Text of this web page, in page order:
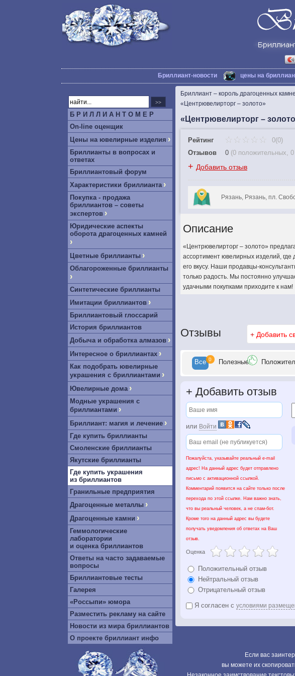
Бриллиант-новости цены на
Б Р И Л Л И А Н Т О М Е Р
On-line оценщик
Цены на ювелирные изделия ›
Бриллианты в вопросах и
ответах
Бриллиантовый форум
Характеристики бриллианта ›
Покупка - продажа
бриллиантов – советы
экспертов ›
Юридические аспекты
оборота драгоценных камней
›
Цветные бриллианты ›
Облагороженные бриллианты
›
Синтетические бриллианты
Имитации бриллиантов ›
Бриллиантовый глоссарий
История бриллиантов
Добыча и обработка алмазов ›
Интересное о бриллиантах ›
Как подобрать ювелирные
украшения с бриллиантами ›
Ювелирные дома ›
Модные украшения с
бриллиантами ›
Бриллиант: магия и лечение ›
Где купить бриллианты
Смоленские бриллианты
Якутские бриллианты
Где купить украшения
из бриллиантов
Гранильные предприятия
Драгоценные металлы ›
Драгоценные камни ›
Геммологические
лаборатории
и оценка бриллиантов
Ответы на часто задаваемые
вопросы
Бриллиантовые тесты
Галерея
«Россыпи» юмора
Разместить рекламу на сайте
Новости из мира бриллиантов
О проекте бриллиант инфо
Бриллиант – король драгоценных
«Центрювелирторг – золото»
«Центрювелирторг –
Рейтинг
0(0)
Отзывов
0 (0 положительных,
+ Добавить отзыв
Рязань, Рязань, пл.
Описание
«Центрювелирторг – золото»
ассортимент ювелирных изделий, где
его вкусу. Наши продавцы-
только радость. Мы постоянно
удачными покупками приходите к нам!
Отзывы + Добавить
Все 0 Полезные Положит
+ Добавить отзыв
или Войти
Пожалуйста, указывайте реальный e-mail
адрес! На данный адрес будет отправлено
письмо с активационной ссылкой.
Комментарий появится на сайте только после
перехода по этой ссылке. Нам важно знать,
что вы реальный человек, а не спам-бот.
Кроме того на данный адрес вы будете
получать уведомления об ответах на Ваш
отзыв.
Оценка
Положительный отзыв
Нейтральный отзыв
Отрицательный отзыв
Я согласен с условиями
Если вас
вы можете их